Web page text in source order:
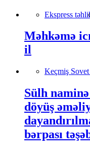
Ekspress
Məhkəmə
il
Keçmiş Sovet
Sülh
döyüş
bərpası